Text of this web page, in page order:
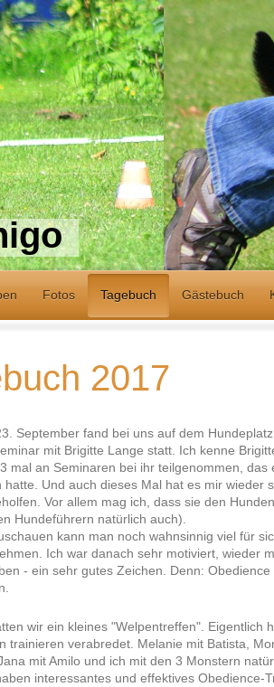
Fotos Tagebuch Gästebuch
2017
September fand bei uns auf dem
mit Brigitte Lange statt. Ich kenne
mal an Seminaren bei ihr teilgenommen, das
hatte. Und auch dieses Mal hat es mir wieder
Vor allem mag ich, dass sie den
Hundeführern natürlich auch).
kann man noch wahnsinnig viel für
Ich war danach sehr motiviert, wieder
- ein sehr gutes Zeichen. Denn:
wir ein kleines "Welpentreffen". Eigentlich
trainieren verabredet. Melanie mit Batista,
mit Amilo und ich mit den 3 Monstern
interessantes und effektives Obedience-